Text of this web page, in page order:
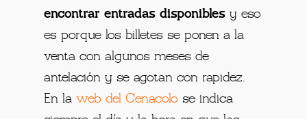
encontrar entradas disponibles y eso
es porque los billetes se ponen a la
venta con algunos meses de
antelación y se agotan con rapidez.
En laweb del Cenacolo se indica